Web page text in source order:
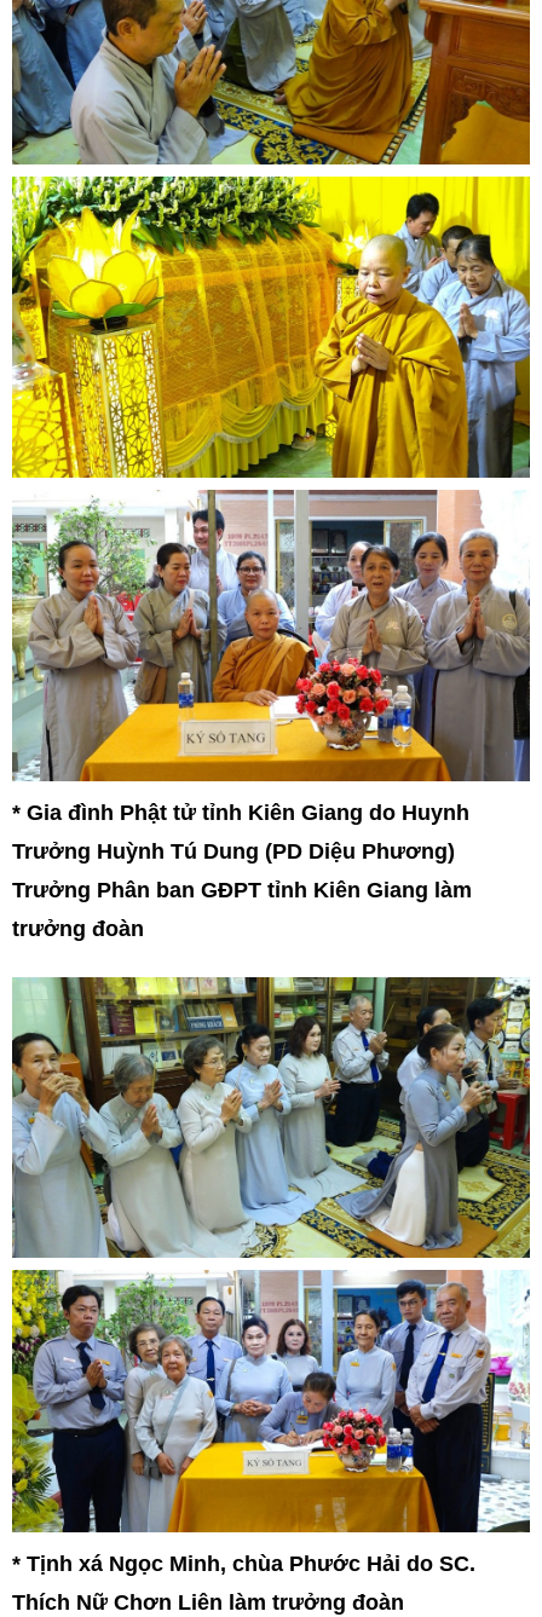
* Gia đình Phật tử tỉnh Kiên Giang do Huynh
Trưởng Huỳnh Tú Dung (PD Diệu Phương)
Trưởng Phân ban GĐPT tỉnh Kiên Giang làm
trưởng đoàn
* Tịnh xá Ngọc Minh, chùa Phước Hải do SC.
Thích Nữ Chơn Liên làm trưởng đoàn